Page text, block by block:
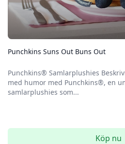
Punchkins Suns Out Buns Out
Punchkins® Samlarplushies
med humor med Punchkins®, en
samlarplushies som...
Köp nu